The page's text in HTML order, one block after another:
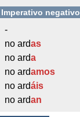
Imperativo negativo
-
no ardas
no arda
no ardamos
no ardáis
no ardan